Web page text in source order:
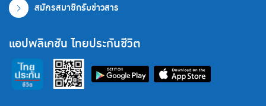
สมัครสมาชิกรับข่าวสาร
แอปพลิเคชัน ไทยประกันชีวิต